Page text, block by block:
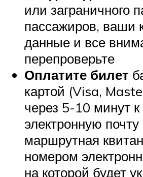
или заграничного
пассажиров, ваши
данные и все
перепроверьте
Оплатите билет
картой (Visa,
через 5-10 минут
электронную
маршрутная
номером
на которой будет